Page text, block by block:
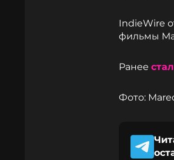
IndieWire
фильмы
Ранее
Фото: